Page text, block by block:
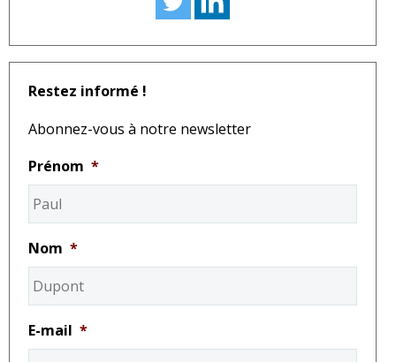
Restez informé !
Abonnez-vous à notre newsletter
Prénom *
Nom *
E-mail *